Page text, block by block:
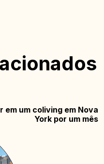
em um coliving em Nova
York por um mês